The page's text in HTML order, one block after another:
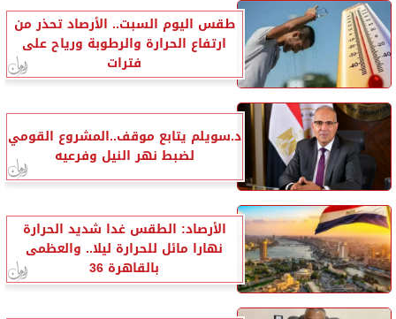
طقس اليوم السبت.. الأرصاد تحذر من
ارتفاع الحرارة والرطوبة ورياح على
فترات
د.سويلم يتابع موقف..المشروع القومي
لضبط نهر النيل وفرعيه
الأرصاد: الطقس غدا شديد الحرارة
نهارا مائل للحرارة ليلا.. والعظمى
بالقاهرة 36